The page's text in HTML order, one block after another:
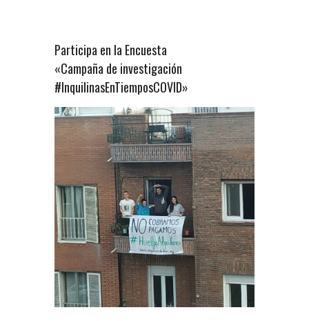
Participa en la Encuesta
«Campaña de investigación
#InquilinasEnTiemposCOVID»